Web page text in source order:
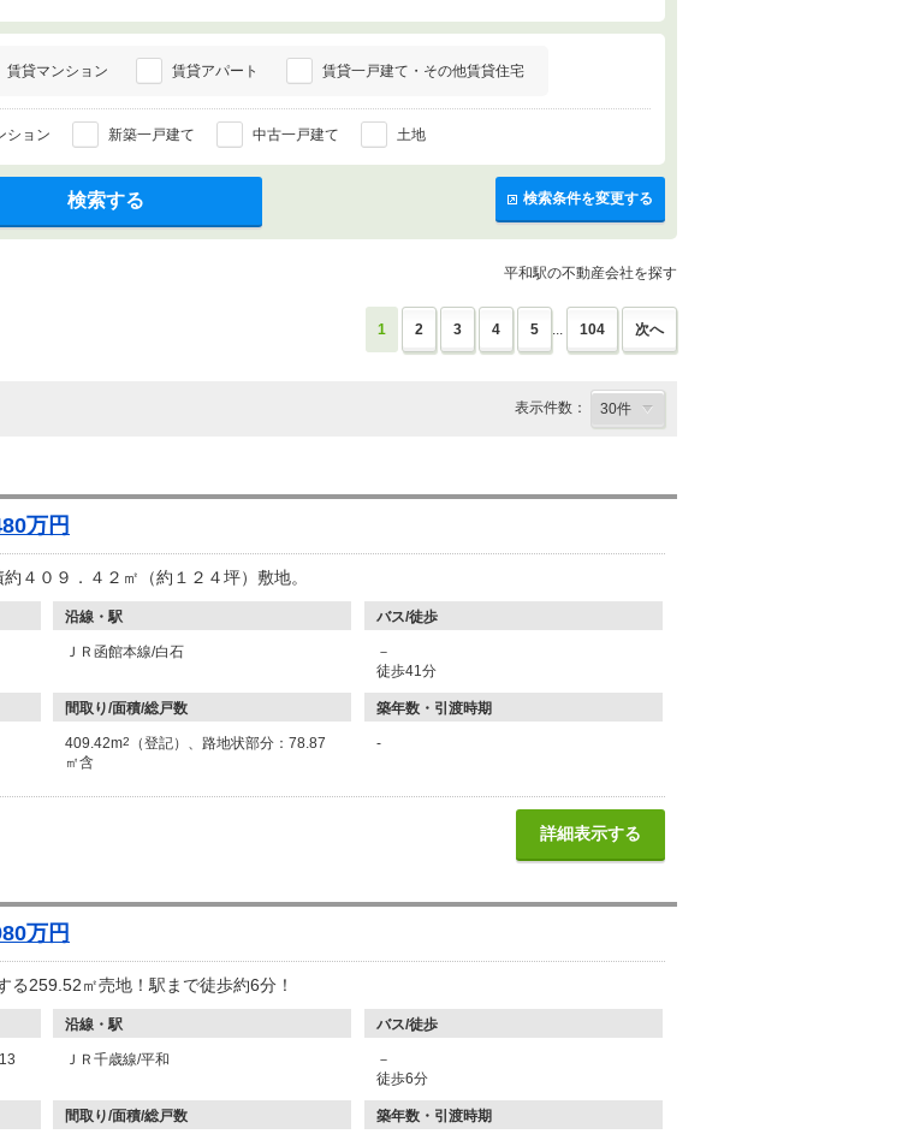
賃貸マンション 賃貸アパート 賃貸一戸建て・その他賃貸住宅
ション 新築一戸建て 中古一戸建て 土地
検索条件を変更する
検索する
平和駅の不動産会社を探す
1 2 3 4 5 ... 104 次へ
表示件数：
万円
４０９．４２㎡（約１２４坪）敷地。
沿線・駅 バス/徒歩
ＪＲ函館本線/白石
－
徒歩41分
間取り/面積/総戸数 築年数・引渡時期
409.42m2
（登記）、路地状部分：78.87
㎡含
-
詳細表示する
万円
る259.52㎡売地！駅まで徒歩約6分！
沿線・駅 バス/徒歩
ＪＲ千歳線/平和
－
徒歩6分
間取り/面積/総戸数 築年数・引渡時期